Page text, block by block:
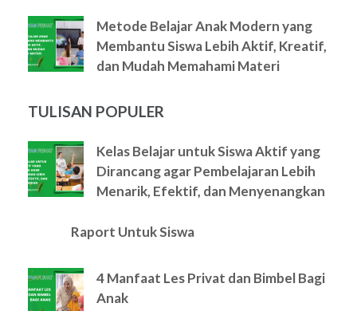
Metode Belajar Anak Modern yang
Membantu Siswa Lebih Aktif, Kreatif,
dan Mudah Memahami Materi
TULISAN POPULER
Kelas Belajar untuk Siswa Aktif yang
Dirancang agar Pembelajaran Lebih
Menarik, Efektif, dan Menyenangkan
Raport Untuk Siswa
4 Manfaat Les Privat dan Bimbel Bagi
Anak